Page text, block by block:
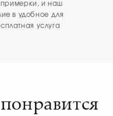
примерки, и наш
в удобное для
услуга